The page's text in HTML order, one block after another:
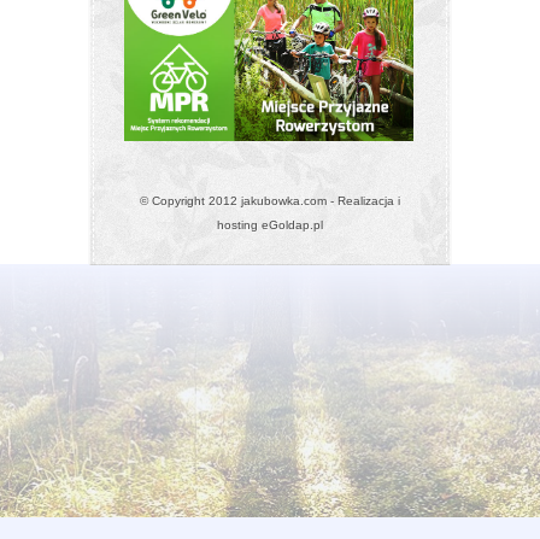
© Copyright 2012 jakubowka.com - Realizacja i
hosting eGoldap.pl